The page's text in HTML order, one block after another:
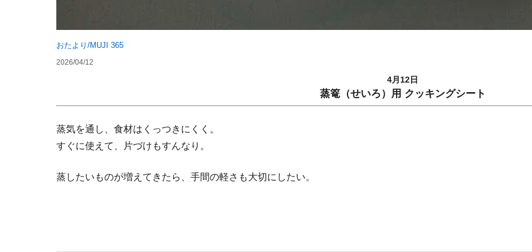
おたより/MUJI 365
2026/04/12
4月12日
蒸篭（せいろ）用 クッキングシート
蒸気を通し、食材はくっつきにくく。
すぐに使えて、片づけもすんなり。
蒸したいものが増えてきたら、手間の軽さも大切にしたい。